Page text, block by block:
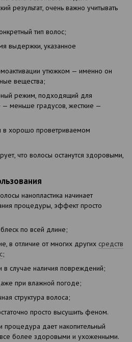
результат, очень важно учитывать
тип волос;
выдержки, указанное
утюжком — именно он
вещества;
режим, подходящий для
— меньше градусов, жесткие —
в хорошо проветриваемом
что волосы останутся здоровыми,
нанопластика начинает
процедуры, эффект просто
по всей длине;
в отличие от многих других средств
;
в случае наличия повреждений;
при влажной погоде;
структура волоса;
просто высушить феном.
процедура дает накопительный
более здоровыми и ухоженными.